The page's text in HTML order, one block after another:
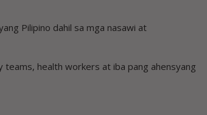
Pilipino dahil sa mga nasawi at
teams, health workers at iba pang ahensyang